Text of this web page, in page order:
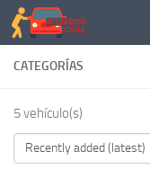
Saltar al contenido
CATEGORÍAS
5 vehículo(s)